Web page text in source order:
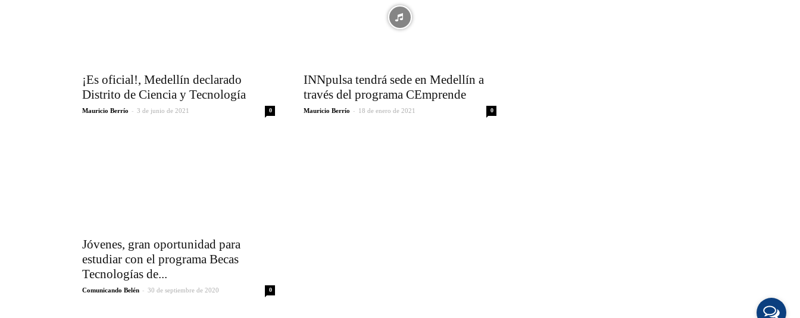
¡Es oficial!, Medellín declarado
Distrito de Ciencia y Tecnología
Mauricio Berrío - 3 de junio de 2021 0
INNpulsa tendrá sede en Medellín a
través del programa CEmprende
Mauricio Berrío - 18 de enero de 2021 0
Jóvenes, gran oportunidad para
estudiar con el programa Becas
Tecnologías de...
Comunicando Belén - 30 de septiembre de 2020 0